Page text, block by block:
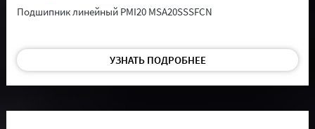
Подшипник линейный PMI20 MSA20SSSFCN
УЗНАТЬ ПОДРОБНЕЕ